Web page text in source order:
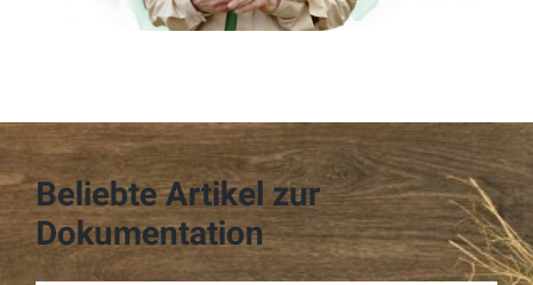
Beliebte Artikel zur
Dokumentation